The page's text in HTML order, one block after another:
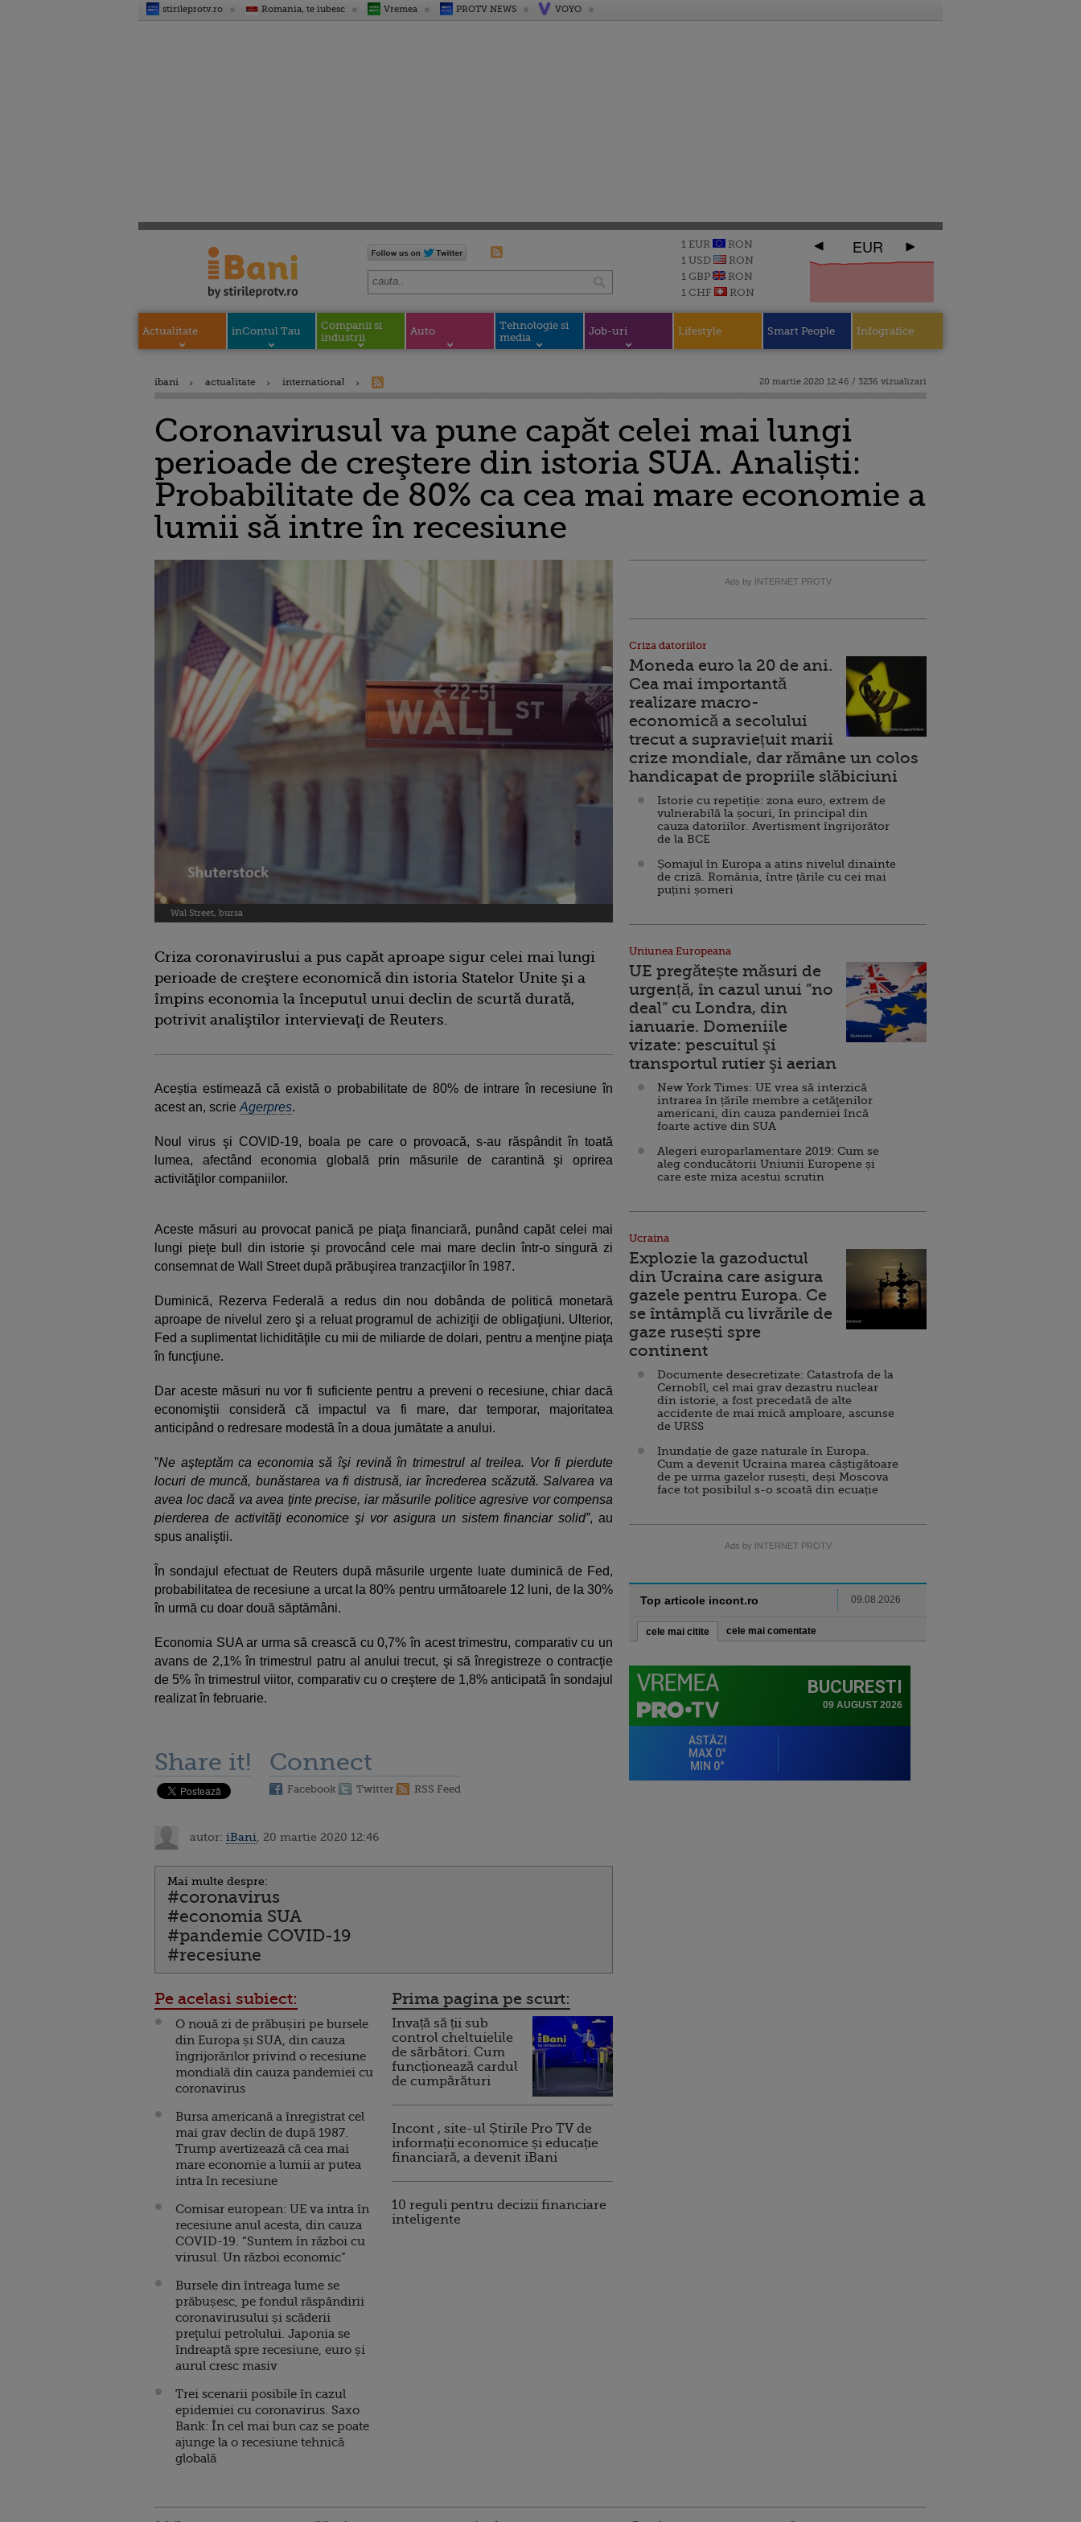
stirileprotv.ro Romania, te iubesc Vremea PROTV NEWS VOYO
1 EUR
RON
1 USD
RON
1 GBP
RON
1 CHF
RON
EUR
Actualitate inContul Tau
Companii si
industrii
Auto
Tehnologie si
media
Job-uri Lifestyle Smart People Infografice
ibani actualitate international 20 martie 2020 12:46 / 3236 vizualizari
Coronavirusul va pune capăt celei mai lungi
perioade de creştere din istoria SUA. Analiști:
Probabilitate de 80% ca cea mai mare economie a
lumii să intre în recesiune
Wal Street, bursa
Criza coronaviruslui a pus capăt aproape sigur celei mai lungi
perioade de creştere economică din istoria Statelor Unite şi a
împins economia la începutul unui declin de scurtă durată,
potrivit analiştilor intervievaţi de Reuters.
Aceștia estimează că există o probabilitate de 80% de intrare în recesiune în
acest an, scrie Agerpres.
Noul virus şi COVID-19, boala pe care o provoacă, s-au răspândit în toată
lumea, afectând economia globală prin măsurile de carantină şi oprirea
activităţilor companiilor.
Aceste măsuri au provocat panică pe piaţa financiară, punând capăt celei mai
lungi pieţe bull din istorie şi provocând cele mai mare declin într-o singură zi
consemnat de Wall Street după prăbuşirea tranzacţiilor în 1987.
Duminică, Rezerva Federală a redus din nou dobânda de politică monetară
aproape de nivelul zero şi a reluat programul de achiziţii de obligaţiuni. Ulterior,
Fed a suplimentat lichidităţile cu mii de miliarde de dolari, pentru a menţine piaţa
în funcţiune.
Dar aceste măsuri nu vor fi suficiente pentru a preveni o recesiune, chiar dacă
economiştii consideră că impactul va fi mare, dar temporar, majoritatea
anticipând o redresare modestă în a doua jumătate a anului.
”Ne aşteptăm ca economia să îşi revină în trimestrul al treilea. Vor fi pierdute
locuri de muncă, bunăstarea va fi distrusă, iar încrederea scăzută. Salvarea va
avea loc dacă va avea ţinte precise, iar măsurile politice agresive vor compensa
pierderea de activităţi economice şi vor asigura un sistem financiar solid”, au
spus analiştii.
În sondajul efectuat de Reuters după măsurile urgente luate duminică de Fed,
probabilitatea de recesiune a urcat la 80% pentru următoarele 12 luni, de la 30%
în urmă cu doar două săptămâni.
Economia SUA ar urma să crească cu 0,7% în acest trimestru, comparativ cu un
avans de 2,1% în trimestrul patru al anului trecut, şi să înregistreze o contracţie
de 5% în trimestrul viitor, comparativ cu o creştere de 1,8% anticipată în sondajul
realizat în februarie.
Share it! Connect
Facebook Twitter RSS Feed
autor: iBani , 20 martie 2020 12:46
Mai multe despre:
#coronavirus
#economia SUA
#pandemie COVID-19
#recesiune
Pe acelasi subiect:
O nouă zi de prăbușiri pe bursele
din Europa și SUA, din cauza
îngrijorărilor privind o recesiune
mondială din cauza pandemiei cu
coronavirus
Bursa americană a înregistrat cel
mai grav declin de după 1987.
Trump avertizează că cea mai
mare economie a lumii ar putea
intra în recesiune
Comisar european: UE va intra în
recesiune anul acesta, din cauza
COVID-19. “Suntem în război cu
virusul. Un război economic”
Bursele din întreaga lume se
prăbușesc, pe fondul răspândirii
coronavirusului și scăderii
preţului petrolului. Japonia se
îndreaptă spre recesiune, euro și
aurul cresc masiv
Trei scenarii posibile în cazul
epidemiei cu coronavirus. Saxo
Bank: În cel mai bun caz se poate
ajunge la o recesiune tehnică
globală
Prima pagina pe scurt:
Invață să ții sub
control cheltuielile
de sărbători. Cum
funcționează cardul
de cumpărături
Incont , site-ul Știrile Pro TV de
informații economice și educație
financiară, a devenit iBani
10 reguli pentru decizii financiare
inteligente
Ads by INTERNET PROTV
Criza datoriilor
Moneda euro la 20 de ani.
Cea mai importantă
realizare macro-
economică a secolului
trecut a supraviețuit marii
crize mondiale, dar rămâne un colos
handicapat de propriile slăbiciuni
Istorie cu repetiție: zona euro, extrem de
vulnerabilă la șocuri, în principal din
cauza datoriilor. Avertisment îngrijorător
de la BCE
Șomajul în Europa a atins nivelul dinainte
de criză. România, între țările cu cei mai
puțini șomeri
Uniunea Europeana
UE pregătește măsuri de
urgență, în cazul unui ”no
deal” cu Londra, din
ianuarie. Domeniile
vizate: pescuitul şi
transportul rutier şi aerian
New York Times: UE vrea să interzică
intrarea în țările membre a cetăţenilor
americani, din cauza pandemiei încă
foarte active din SUA
Alegeri europarlamentare 2019: Cum se
aleg conducătorii Uniunii Europene și
care este miza acestui scrutin
Ucraina
Explozie la gazoductul
din Ucraina care asigura
gazele pentru Europa. Ce
se întâmplă cu livrările de
gaze rusești spre
continent
Documente desecretizate: Catastrofa de la
Cernobîl, cel mai grav dezastru nuclear
din istorie, a fost precedată de alte
accidente de mai mică amploare, ascunse
de URSS
Inundație de gaze naturale în Europa.
Cum a devenit Ucraina marea câștigătoare
de pe urma gazelor rusești, deși Moscova
face tot posibilul s-o scoată din ecuație
Ads by INTERNET PROTV
Top articole incont.ro 09.08.2026
cele mai citite cele mai comentate